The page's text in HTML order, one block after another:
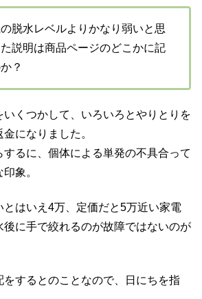
脱水レベルよりかなり弱いと思
説明は商品ページのどこかに記
？
いくつかして、いろいろとやりとりを
になりました。
るに、個体による単発の不具合って
象。
はいえ4万、定価だと5万近い家電
後に手で絞れるのが故障ではないのが
をするとのことなので、日にちを指